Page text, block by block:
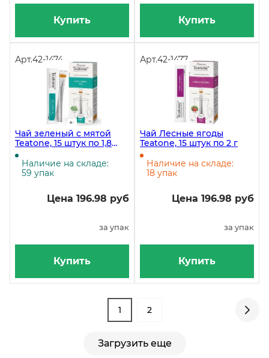
Купить Купить
Арт.42-1474
Чай зеленый с мятой
Teatone, 15 штук по 1,8
грамм
Наличие на складе:
59 упак
Цена 196.98 руб
за упак
Купить
Арт.42-1477
Чай Лесные ягоды
Teatone, 15 штук по 2 г
Наличие на складе:
18 упак
Цена 196.98 руб
за упак
Купить
1 2
Загрузить еще